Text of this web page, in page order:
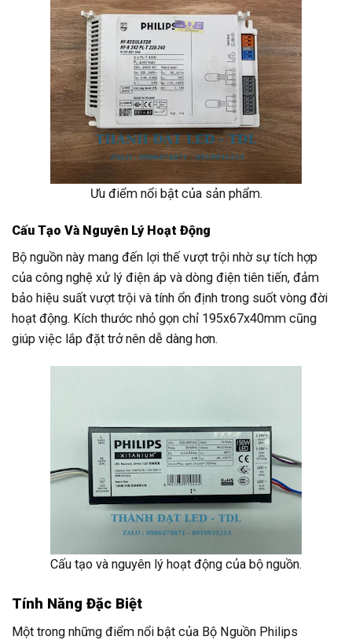
Ưu điểm nổi bật của sản phẩm.
Cấu Tạo Và Nguyên Lý Hoạt Động
Bộ nguồn này mang đến lợi thế vượt trội nhờ sự tích hợp
của công nghệ xử lý điện áp và dòng điện tiên tiến, đảm
bảo hiệu suất vượt trội và tính ổn định trong suốt vòng đời
hoạt động. Kích thước nhỏ gọn chỉ 195x67x40mm cũng
giúp việc lắp đặt trở nên dễ dàng hơn.
Cấu tạo và nguyên lý hoạt động của bộ nguồn.
Tính Năng Đặc Biệt
Một trong những điểm nổi bật của Bộ Nguồn Philips